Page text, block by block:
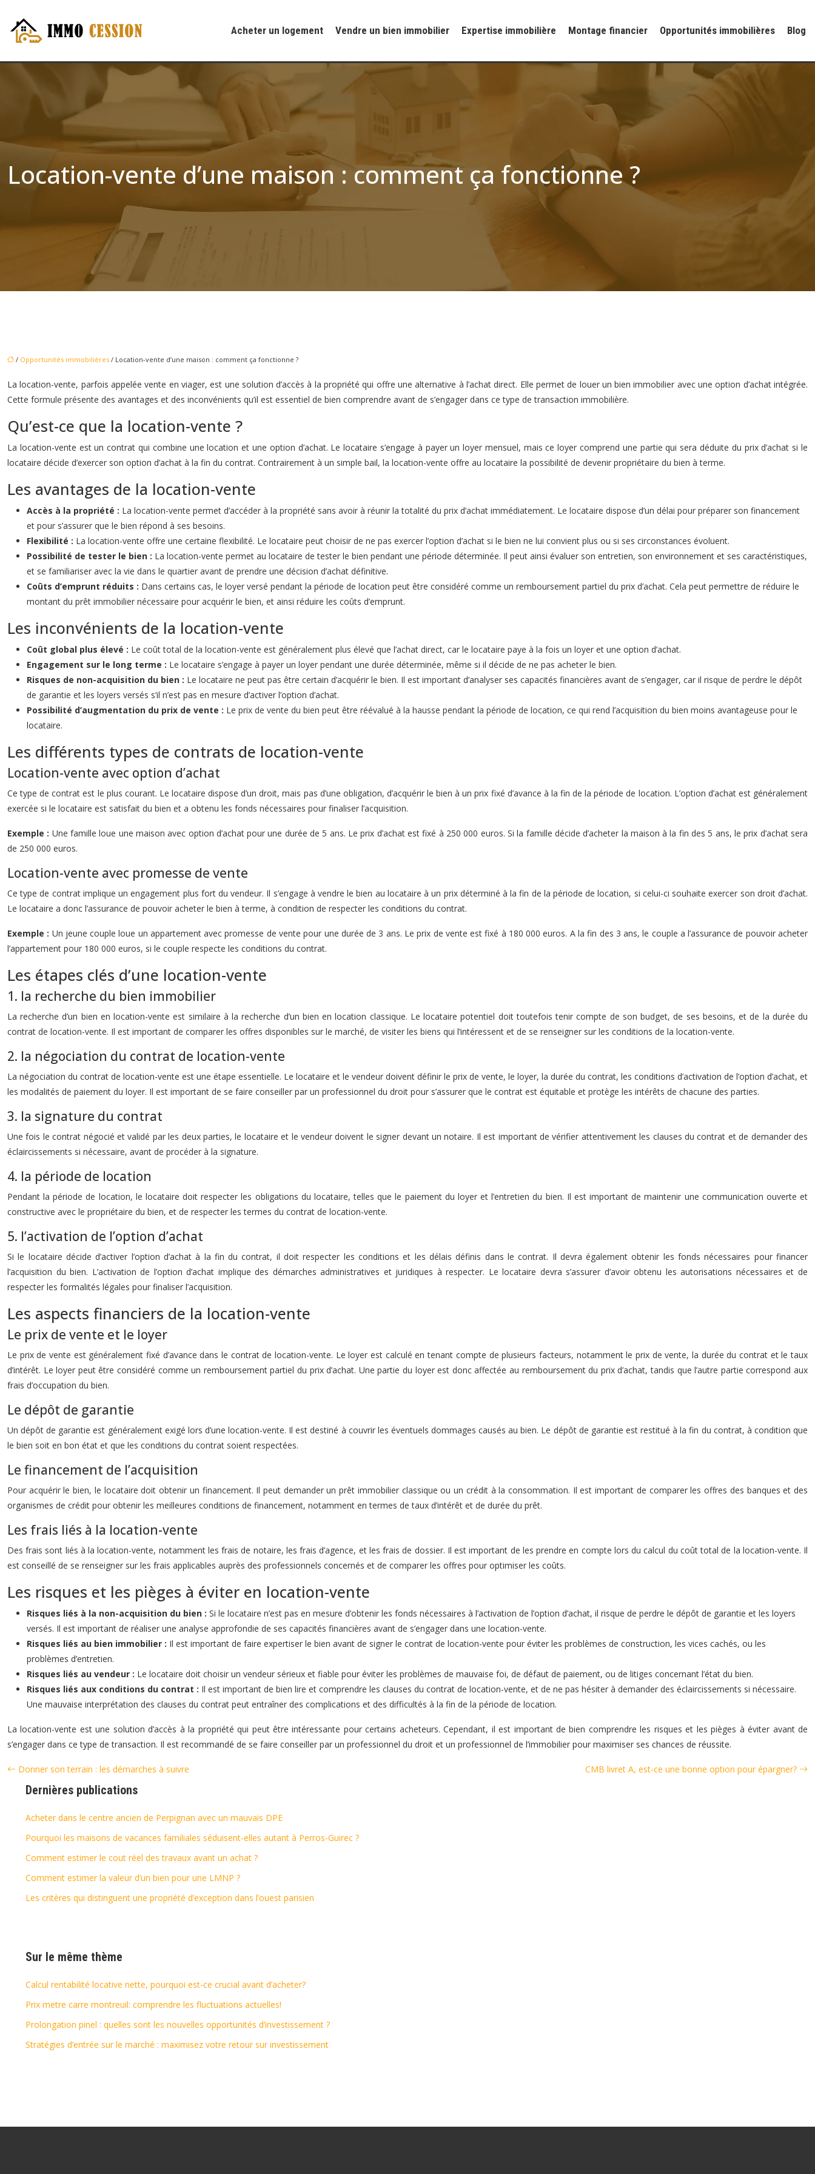
Acheter un logement Vendre un bien immobilier Expertise immobilière Montage financier Opportunités immobilières Blog
Location-vente d’une maison : comment ça fonctionne ?
/ Opportunités immobilières / Location-vente d’une maison : comment ça fonctionne ?
La location-vente, parfois appelée vente en viager, est une solution d’accès à la propriété qui offre une alternative à l’achat direct. Elle permet de louer un bien immobilier avec une option d’achat intégrée.
Cette formule présente des avantages et des inconvénients qu’il est essentiel de bien comprendre avant de s’engager dans ce type de transaction immobilière.
Qu’est-ce que la location-vente ?
La location-vente est un contrat qui combine une location et une option d’achat. Le locataire s’engage à payer un loyer mensuel, mais ce loyer comprend une partie qui sera déduite du prix d’achat si le
locataire décide d’exercer son option d’achat à la fin du contrat. Contrairement à un simple bail, la location-vente offre au locataire la possibilité de devenir propriétaire du bien à terme.
Les avantages de la location-vente
Accès à la propriété : La location-vente permet d’accéder à la propriété sans avoir à réunir la totalité du prix d’achat immédiatement. Le locataire dispose d’un délai pour préparer son financement
et pour s’assurer que le bien répond à ses besoins.
Flexibilité : La location-vente offre une certaine flexibilité. Le locataire peut choisir de ne pas exercer l’option d’achat si le bien ne lui convient plus ou si ses circonstances évoluent.
Possibilité de tester le bien : La location-vente permet au locataire de tester le bien pendant une période déterminée. Il peut ainsi évaluer son entretien, son environnement et ses caractéristiques,
et se familiariser avec la vie dans le quartier avant de prendre une décision d’achat définitive.
Coûts d’emprunt réduits : Dans certains cas, le loyer versé pendant la période de location peut être considéré comme un remboursement partiel du prix d’achat. Cela peut permettre de réduire le
montant du prêt immobilier nécessaire pour acquérir le bien, et ainsi réduire les coûts d’emprunt.
Les inconvénients de la location-vente
Coût global plus élevé : Le coût total de la location-vente est généralement plus élevé que l’achat direct, car le locataire paye à la fois un loyer et une option d’achat.
Engagement sur le long terme : Le locataire s’engage à payer un loyer pendant une durée déterminée, même si il décide de ne pas acheter le bien.
Risques de non-acquisition du bien : Le locataire ne peut pas être certain d’acquérir le bien. Il est important d’analyser ses capacités financières avant de s’engager, car il risque de perdre le dépôt
de garantie et les loyers versés s’il n’est pas en mesure d’activer l’option d’achat.
Possibilité d’augmentation du prix de vente : Le prix de vente du bien peut être réévalué à la hausse pendant la période de location, ce qui rend l’acquisition du bien moins avantageuse pour le
locataire.
Les différents types de contrats de location-vente
Location-vente avec option d’achat
Ce type de contrat est le plus courant. Le locataire dispose d’un droit, mais pas d’une obligation, d’acquérir le bien à un prix fixé d’avance à la fin de la période de location. L’option d’achat est généralement
exercée si le locataire est satisfait du bien et a obtenu les fonds nécessaires pour finaliser l’acquisition.
Exemple : Une famille loue une maison avec option d’achat pour une durée de 5 ans. Le prix d’achat est fixé à 250 000 euros. Si la famille décide d’acheter la maison à la fin des 5 ans, le prix d’achat sera
de 250 000 euros.
Location-vente avec promesse de vente
Ce type de contrat implique un engagement plus fort du vendeur. Il s’engage à vendre le bien au locataire à un prix déterminé à la fin de la période de location, si celui-ci souhaite exercer son droit d’achat.
Le locataire a donc l’assurance de pouvoir acheter le bien à terme, à condition de respecter les conditions du contrat.
Exemple : Un jeune couple loue un appartement avec promesse de vente pour une durée de 3 ans. Le prix de vente est fixé à 180 000 euros. A la fin des 3 ans, le couple a l’assurance de pouvoir acheter
l’appartement pour 180 000 euros, si le couple respecte les conditions du contrat.
Les étapes clés d’une location-vente
1. la recherche du bien immobilier
La recherche d’un bien en location-vente est similaire à la recherche d’un bien en location classique. Le locataire potentiel doit toutefois tenir compte de son budget, de ses besoins, et de la durée du
contrat de location-vente. Il est important de comparer les offres disponibles sur le marché, de visiter les biens qui l’intéressent et de se renseigner sur les conditions de la location-vente.
2. la négociation du contrat de location-vente
La négociation du contrat de location-vente est une étape essentielle. Le locataire et le vendeur doivent définir le prix de vente, le loyer, la durée du contrat, les conditions d’activation de l’option d’achat, et
les modalités de paiement du loyer. Il est important de se faire conseiller par un professionnel du droit pour s’assurer que le contrat est équitable et protège les intérêts de chacune des parties.
3. la signature du contrat
Une fois le contrat négocié et validé par les deux parties, le locataire et le vendeur doivent le signer devant un notaire. Il est important de vérifier attentivement les clauses du contrat et de demander des
éclaircissements si nécessaire, avant de procéder à la signature.
4. la période de location
Pendant la période de location, le locataire doit respecter les obligations du locataire, telles que le paiement du loyer et l’entretien du bien. Il est important de maintenir une communication ouverte et
constructive avec le propriétaire du bien, et de respecter les termes du contrat de location-vente.
5. l’activation de l’option d’achat
Si le locataire décide d’activer l’option d’achat à la fin du contrat, il doit respecter les conditions et les délais définis dans le contrat. Il devra également obtenir les fonds nécessaires pour financer
l’acquisition du bien. L’activation de l’option d’achat implique des démarches administratives et juridiques à respecter. Le locataire devra s’assurer d’avoir obtenu les autorisations nécessaires et de
respecter les formalités légales pour finaliser l’acquisition.
Les aspects financiers de la location-vente
Le prix de vente et le loyer
Le prix de vente est généralement fixé d’avance dans le contrat de location-vente. Le loyer est calculé en tenant compte de plusieurs facteurs, notamment le prix de vente, la durée du contrat et le taux
d’intérêt. Le loyer peut être considéré comme un remboursement partiel du prix d’achat. Une partie du loyer est donc affectée au remboursement du prix d’achat, tandis que l’autre partie correspond aux
frais d’occupation du bien.
Le dépôt de garantie
Un dépôt de garantie est généralement exigé lors d’une location-vente. Il est destiné à couvrir les éventuels dommages causés au bien. Le dépôt de garantie est restitué à la fin du contrat, à condition que
le bien soit en bon état et que les conditions du contrat soient respectées.
Le financement de l’acquisition
Pour acquérir le bien, le locataire doit obtenir un financement. Il peut demander un prêt immobilier classique ou un crédit à la consommation. Il est important de comparer les offres des banques et des
organismes de crédit pour obtenir les meilleures conditions de financement, notamment en termes de taux d’intérêt et de durée du prêt.
Les frais liés à la location-vente
Des frais sont liés à la location-vente, notamment les frais de notaire, les frais d’agence, et les frais de dossier. Il est important de les prendre en compte lors du calcul du coût total de la location-vente. Il
est conseillé de se renseigner sur les frais applicables auprès des professionnels concernés et de comparer les offres pour optimiser les coûts.
Les risques et les pièges à éviter en location-vente
Risques liés à la non-acquisition du bien : Si le locataire n’est pas en mesure d’obtenir les fonds nécessaires à l’activation de l’option d’achat, il risque de perdre le dépôt de garantie et les loyers
versés. Il est important de réaliser une analyse approfondie de ses capacités financières avant de s’engager dans une location-vente.
Risques liés au bien immobilier : Il est important de faire expertiser le bien avant de signer le contrat de location-vente pour éviter les problèmes de construction, les vices cachés, ou les
problèmes d’entretien.
Risques liés au vendeur : Le locataire doit choisir un vendeur sérieux et fiable pour éviter les problèmes de mauvaise foi, de défaut de paiement, ou de litiges concernant l’état du bien.
Risques liés aux conditions du contrat : Il est important de bien lire et comprendre les clauses du contrat de location-vente, et de ne pas hésiter à demander des éclaircissements si nécessaire.
Une mauvaise interprétation des clauses du contrat peut entraîner des complications et des difficultés à la fin de la période de location.
La location-vente est une solution d’accès à la propriété qui peut être intéressante pour certains acheteurs. Cependant, il est important de bien comprendre les risques et les pièges à éviter avant de
s’engager dans ce type de transaction. Il est recommandé de se faire conseiller par un professionnel du droit et un professionnel de l’immobilier pour maximiser ses chances de réussite.
Donner son terrain : les démarches à suivre CMB livret A, est-ce une bonne option pour épargner?
Dernières publications
Acheter dans le centre ancien de Perpignan avec un mauvais DPE
Pourquoi les maisons de vacances familiales séduisent-elles autant à Perros-Guirec ?
Comment estimer le cout réel des travaux avant un achat ?
Comment estimer la valeur d’un bien pour une LMNP ?
Les critères qui distinguent une propriété d’exception dans l’ouest parisien
Sur le même thème
Calcul rentabilité locative nette, pourquoi est-ce crucial avant d’acheter?
Prix metre carre montreuil: comprendre les fluctuations actuelles!
Prolongation pinel : quelles sont les nouvelles opportunités d’investissement ?
Stratégies d’entrée sur le marché : maximisez votre retour sur investissement